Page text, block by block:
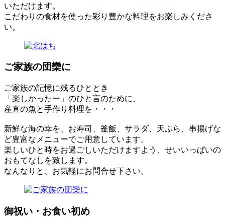
いただけます。
こだわりの食材を使った彩り豊かな料理をお楽しみくださ
い。
ご家族の団欒に
ご家族の記憶に残るひととき
「楽しかったー」のひと言のために、
産直の魚と手作り料理を・・・
新鮮な海の幸を、お寿司、釜飯、サラダ、天ぷら、串揚げな
ど豊富なメニューでご用意しています。
楽しいひと時をお過ごしいただけますよう、せいいっぱいの
おもてなしを致します。
なんなりと、お気軽にお問合せ下さい。
御祝い・お食い初め